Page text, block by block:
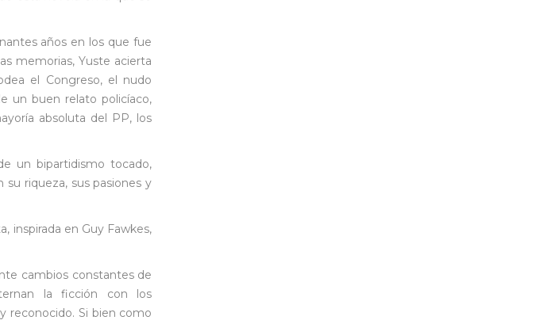
años en los que fue
memorias, Yuste acierta
el Congreso, el nudo
un buen relato policíaco,
absoluta del PP, los
un bipartidismo tocado,
riqueza, sus pasiones y
inspirada en Guy Fawkes,
cambios constantes de
la ficción con los
reconocido. Si bien como